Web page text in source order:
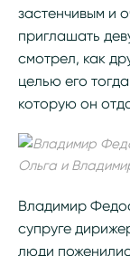
застенчивым и
приглашать
смотрел, как
целью его
которую он
Ольга и
Владимир
супруге
люди